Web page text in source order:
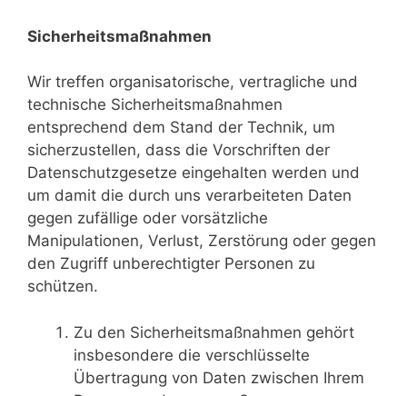
Sicherheitsmaßnahmen
Wir treffen organisatorische, vertragliche und
technische Sicherheitsmaßnahmen
entsprechend dem Stand der Technik, um
sicherzustellen, dass die Vorschriften der
Datenschutzgesetze eingehalten werden und
um damit die durch uns verarbeiteten Daten
gegen zufällige oder vorsätzliche
Manipulationen, Verlust, Zerstörung oder gegen
den Zugriff unberechtigter Personen zu
schützen.
Zu den Sicherheitsmaßnahmen gehört
insbesondere die verschlüsselte
Übertragung von Daten zwischen Ihrem